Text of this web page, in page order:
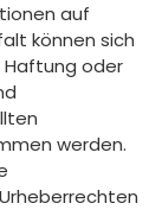
auf
können sich
Haftung oder
werden.